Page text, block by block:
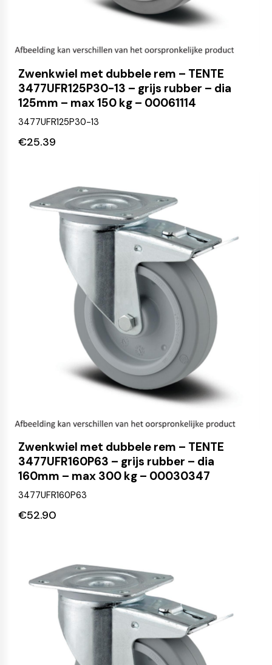
Zwenkwiel met dubbele rem – TENTE
3477UFR125P30-13 – grijs rubber – dia
125mm – max 150 kg – 00061114
3477UFR125P30-13
€25.39
Zwenkwiel met dubbele rem – TENTE
3477UFR160P63 – grijs rubber – dia
160mm – max 300 kg – 00030347
3477UFR160P63
€52.90